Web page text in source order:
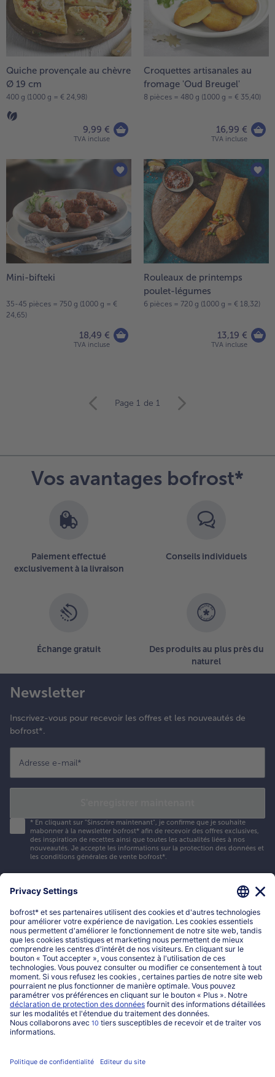
Quiche provençale au chèvre
Ø 19 cm
400 g (1000 g = € 24,98)
9,99 €
TVA incluse
Croquettes artisanales au
fromage 'Oud Breugel'
8 pièces = 480 g (1000 g = € 35,40)
16,99 €
TVA incluse
Mini-bifteki
35-45 pièces = 750 g (1000 g = €
24,65)
18,49 €
TVA incluse
Rouleaux de printemps
poulet-légumes
6 pièces = 720 g (1000 g = € 18,32)
13,19 €
TVA incluse
des
articles.
Page 1 de 1
Vos avantages bofrost*
Paiement effectué
exclusivement à la livraison
Conseils individuels
Échange gratuit
Des produits au plus près du
naturel
Newsletter
Inscrivez-vous pour recevoir les offres et les nouveautés de
bofrost*.
Adresse e-mail*
* En cliquant sur "Sinscrire maintenant", je confirme que je souhaite
mabonner à la newsletter bofrost* afin de recevoir des offres exclusives,
des inspiration de recettes ainsi que toutes les actualités liées à nos
nouveautés. Je accepte les informations sur la protection des données et
les conditions générales de vente bofrost*.
Mon compte bofrost*
www.bofrost.be
service@bofrost.be
016 98 1919
Lun-Ven: 9h - 19h et Sa: 9h - 13h
Service